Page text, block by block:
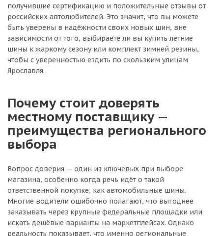
получившие сертификацию и положительные отзывы от
российских автолюбителей. Это значит, что вы можете
быть уверены в надёжности своих новых шин, вне
зависимости от того, выбираете ли вы купить летние
шины к жаркому сезону или комплект зимней резины,
чтобы с уверенностью ездить по скользким улицам
Ярославля.
Почему стоит доверять
местному поставщику —
преимущества регионального
выбора
Вопрос доверия — один из ключевых при выборе
магазина, особенно когда речь идёт о такой
ответственной покупке, как автомобильные шины.
Многие водители ошибочно полагают, что выгоднее
заказывать через крупные федеральные площадки или
искать дешёвые варианты на маркетплейсах. Однако
реальность показывает, что именно региональные